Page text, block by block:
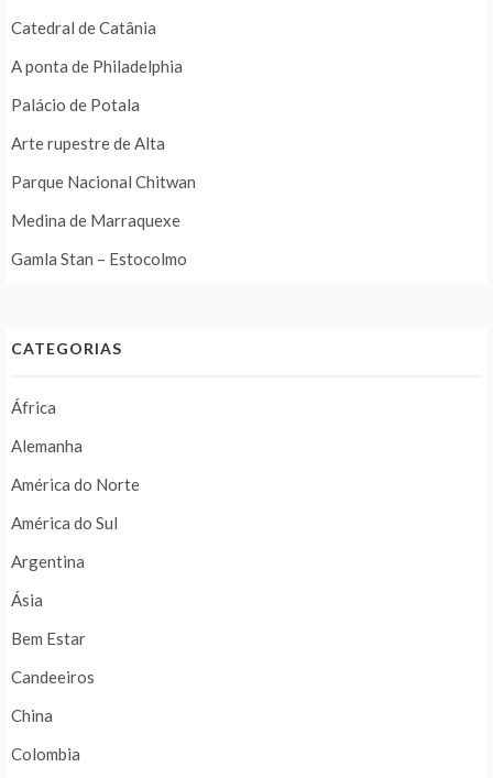
Catedral de Catânia
A ponta de Philadelphia
Palácio de Potala
Arte rupestre de Alta
Parque Nacional Chitwan
Medina de Marraquexe
Gamla Stan – Estocolmo
CATEGORIAS
África
Alemanha
América do Norte
América do Sul
Argentina
Ásia
Bem Estar
Candeeiros
China
Colombia